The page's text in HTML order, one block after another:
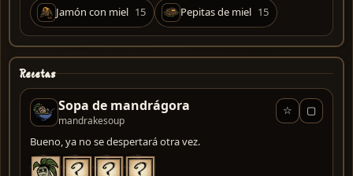
Jamón con miel 15 Pepitas de miel 15
Recetas
Sopa de mandrágora
mandrakesoup
☆ ▢
Bueno, ya no se despertará otra vez.